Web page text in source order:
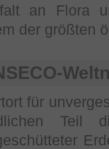
an Flora
der größten
für
Teil